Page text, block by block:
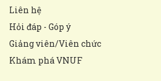
Liên hệ
Hỏi đáp - Góp ý
Giảng viên/Viên chức
Khám phá VNUF